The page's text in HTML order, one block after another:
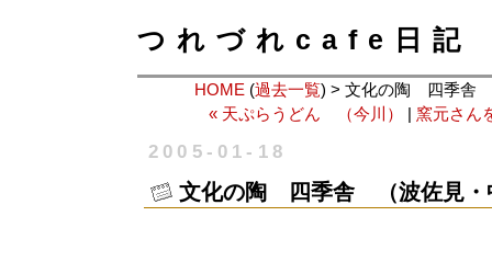
つれづれcafe日記
HOME (過去一覧) > 文化の陶 四季舎
« 天ぷらうどん （今川）
窯元さん
2005-01-18
文化の陶 四季舎 （波佐見・